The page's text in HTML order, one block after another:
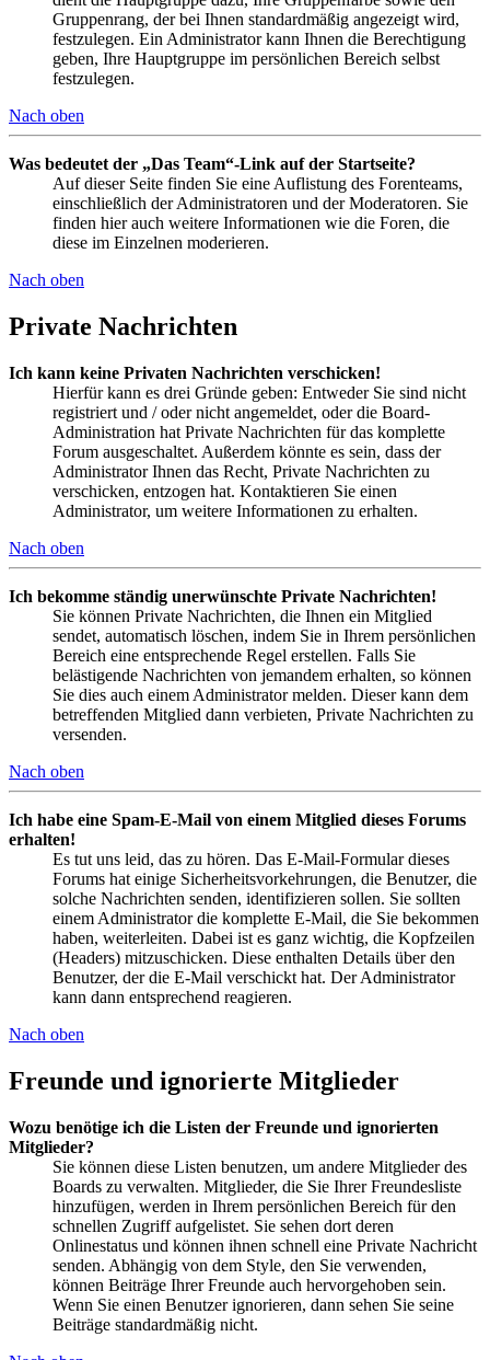
Gruppenrang, der bei Ihnen standardmäßig angezeigt wird,
festzulegen. Ein Administrator kann Ihnen die Berechtigung
geben, Ihre Hauptgruppe im persönlichen Bereich selbst
festzulegen.
Nach oben
Was bedeutet der „Das Team“-Link auf der Startseite?
Auf dieser Seite finden Sie eine Auflistung des Forenteams,
einschließlich der Administratoren und der Moderatoren. Sie
finden hier auch weitere Informationen wie die Foren, die
diese im Einzelnen moderieren.
Nach oben
Private Nachrichten
Ich kann keine Privaten Nachrichten verschicken!
Hierfür kann es drei Gründe geben: Entweder Sie sind nicht
registriert und / oder nicht angemeldet, oder die Board-
Administration hat Private Nachrichten für das komplette
Forum ausgeschaltet. Außerdem könnte es sein, dass der
Administrator Ihnen das Recht, Private Nachrichten zu
verschicken, entzogen hat. Kontaktieren Sie einen
Administrator, um weitere Informationen zu erhalten.
Nach oben
Ich bekomme ständig unerwünschte Private Nachrichten!
Sie können Private Nachrichten, die Ihnen ein Mitglied
sendet, automatisch löschen, indem Sie in Ihrem persönlichen
Bereich eine entsprechende Regel erstellen. Falls Sie
belästigende Nachrichten von jemandem erhalten, so können
Sie dies auch einem Administrator melden. Dieser kann dem
betreffenden Mitglied dann verbieten, Private Nachrichten zu
versenden.
Nach oben
Ich habe eine Spam-E-Mail von einem Mitglied dieses Forums
erhalten!
Es tut uns leid, das zu hören. Das E-Mail-Formular dieses
Forums hat einige Sicherheitsvorkehrungen, die Benutzer, die
solche Nachrichten senden, identifizieren sollen. Sie sollten
einem Administrator die komplette E-Mail, die Sie bekommen
haben, weiterleiten. Dabei ist es ganz wichtig, die Kopfzeilen
(Headers) mitzuschicken. Diese enthalten Details über den
Benutzer, der die E-Mail verschickt hat. Der Administrator
kann dann entsprechend reagieren.
Nach oben
Freunde und ignorierte Mitglieder
Wozu benötige ich die Listen der Freunde und ignorierten
Mitglieder?
Sie können diese Listen benutzen, um andere Mitglieder des
Boards zu verwalten. Mitglieder, die Sie Ihrer Freundesliste
hinzufügen, werden in Ihrem persönlichen Bereich für den
schnellen Zugriff aufgelistet. Sie sehen dort deren
Onlinestatus und können ihnen schnell eine Private Nachricht
senden. Abhängig von dem Style, den Sie verwenden,
können Beiträge Ihrer Freunde auch hervorgehoben sein.
Wenn Sie einen Benutzer ignorieren, dann sehen Sie seine
Beiträge standardmäßig nicht.